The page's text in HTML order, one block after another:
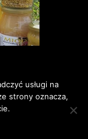
usługi na
strony oznacza,